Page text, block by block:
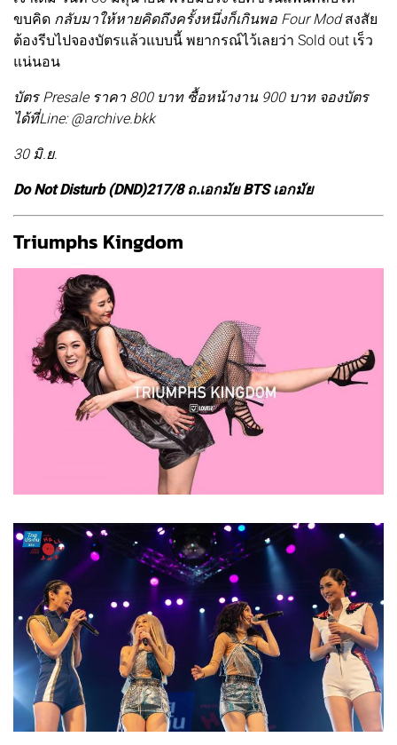
ขบคิด กลับมาให้หายคิดถึงครั้งหนึ่งก็เกินพอ Four Modสงสัย
ต้องรีบไปจองบัตรแล้วแบบนี้ พยากรณ์ไว้เลยว่า Sold out เร็ว
แน่นอน
บัตร Presale ราคา 800 บาท ซื้อหน้างาน 900 บาท จองบัตร
ได้ที่Line: @archive.bkk
30 มิ.ย.
Do Not Disturb (DND)217/8 ถ.เอกมัย BTS เอกมัย
Triumphs Kingdom